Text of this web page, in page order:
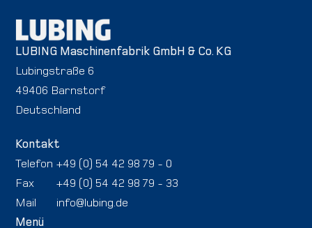
LUBING Maschinenfabrik GmbH & Co. KG
Lubingstraße 6
49406 Barnstorf
Deutschland
Kontakt
Telefon +49 (0) 54 42 98 79 - 0
Fax
+49 (0) 54 42 98 79 - 33
Mail
info@lubing.de
Menü